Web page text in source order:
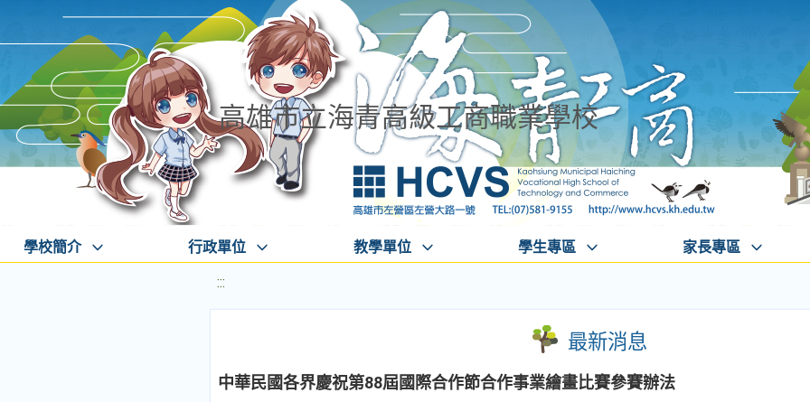
高雄市立海青高級工商職業學校
學校簡介 行政單位 教學單位 學生專區 家長專區
:::
最新消息
中華民國各界慶祝第88屆國際合作節合作事業繪畫比賽參賽辦法